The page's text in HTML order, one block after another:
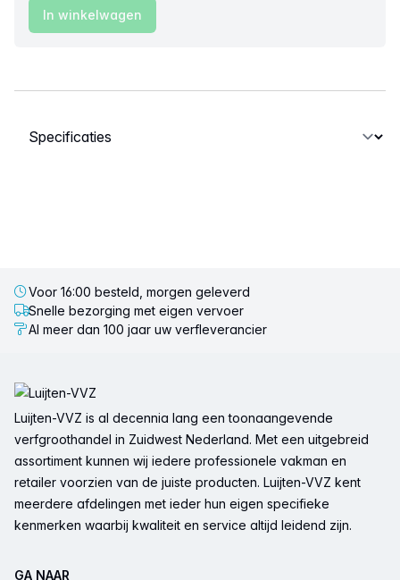
In winkelwagen
Selecteer een tabblad
Voor 16:00 besteld, morgen geleverd
Snelle bezorging met eigen vervoer
Al meer dan 100 jaar uw verfleverancier
Luijten-VVZ is al decennia lang een toonaangevende
verfgroothandel in Zuidwest Nederland. Met een uitgebreid
assortiment kunnen wij iedere professionele vakman en
retailer voorzien van de juiste producten. Luijten-VVZ kent
meerdere afdelingen met ieder hun eigen specifieke
kenmerken waarbij kwaliteit en service altijd leidend zijn.
GA NAAR